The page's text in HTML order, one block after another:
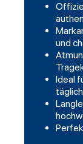
und
Ideal